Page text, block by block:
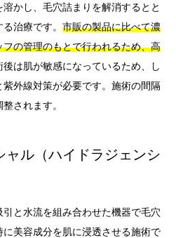
かし、毛穴詰まりを解消するとと
治療です。 市販の製品に比べて濃
の管理のもとで行われるため、高
後は肌が敏感になっているため、し
外線対策が必要です。施術の間隔
されます。
ャル（ハイドラジェンシ
と水流を組み合わせた機器で毛穴
美容成分を肌に浸透させる施術で